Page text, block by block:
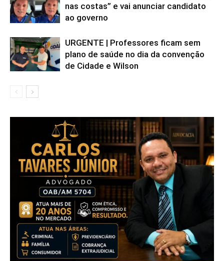
nas costas” e vai anunciar candidato
ao governo
URGENTE | Professores ficam sem
plano de saúde no dia da convenção
de Cidade e Wilson